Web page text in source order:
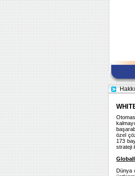
özel
173
strateji
Dünya